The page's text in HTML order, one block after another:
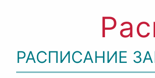
РАСПИСАНИЕ